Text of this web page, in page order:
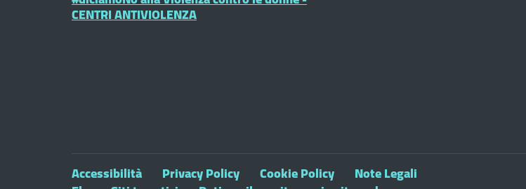
CENTRI ANTIVIOLENZA
Accessibilità Privacy Policy Cookie Policy Note Legali